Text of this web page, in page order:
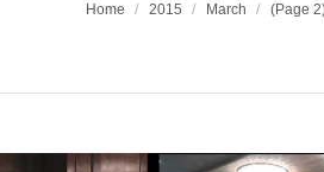
Home 2015 March (Page